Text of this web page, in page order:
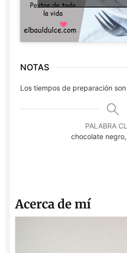
NOTAS
Los tiempos de preparación
PALABRA
chocolate
Acerca de mí